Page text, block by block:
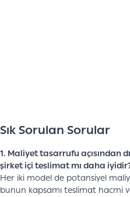
Sık Sorulan Sorular
1. Maliyet tasarrufu açısından
şirket içi teslimat mı daha
Her iki model de potansiyel
bunun kapsamı teslimat hacmi